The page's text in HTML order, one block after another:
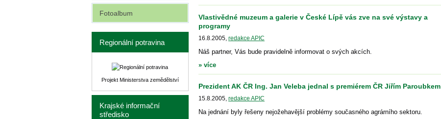
Vlastivědné muzeum a galerie v České Lípě vás zve na své výstavy a
programy
16.8.2005, redakce APIC
Náš partner, Vás bude pravidelně informovat o svých akcích.
» více
Prezident AK ČR Ing. Jan Veleba jednal s premiérem ČR Jiřím Paroubkem
15.8.2005, redakce APIC
Na jednání byly řešeny nejožehavější problémy současného agrárního sektoru.
Fotoalbum
Regionální potravina
Projekt Ministerstva zemědělství
Krajské informační
středisko